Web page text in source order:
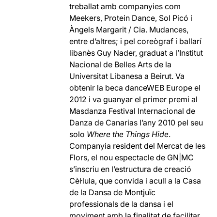
treballat amb companyies com
Meekers, Protein Dance, Sol Picó i
Àngels Margarit / Cia. Mudances,
entre d’altres; i pel coreògraf i ballarí
libanès Guy Nader, graduat a l’Institut
Nacional de Belles Arts de la
Universitat Libanesa a Beirut. Va
obtenir la beca danceWEB Europe el
2012 i va guanyar el primer premi al
Masdanza Festival Internacional de
Danza de Canarias l’any 2010 pel seu
solo Where the Things Hide.
Companyia resident del Mercat de les
Flors, el nou espectacle de GN|MC
s’inscriu en l’estructura de creació
Cèl·lula, que convida i acull a la Casa
de la Dansa de Montjuïc
professionals de la dansa i el